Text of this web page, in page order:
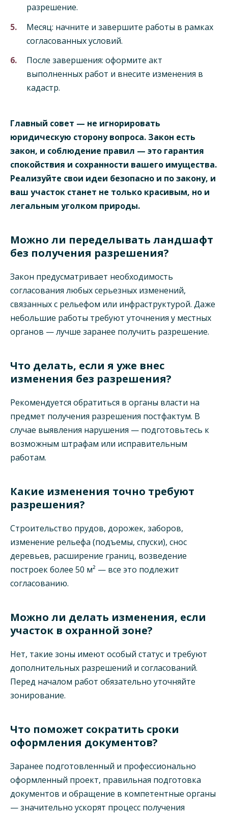
разрешение.
Месяц: начните и завершите работы в рамках
согласованных условий.
После завершения: оформите акт
выполненных работ и внесите изменения в
кадастр.
Главный совет — не игнорировать
юридическую сторону вопроса. Закон есть
закон, и соблюдение правил — это гарантия
спокойствия и сохранности вашего имущества.
Реализуйте свои идеи безопасно и по закону, и
ваш участок станет не только красивым, но и
легальным уголком природы.
Можно ли переделывать ландшафт
без получения разрешения?
Закон предусматривает необходимость
согласования любых серьезных изменений,
связанных с рельефом или инфраструктурой. Даже
небольшие работы требуют уточнения у местных
органов — лучше заранее получить разрешение.
Что делать, если я уже внес
изменения без разрешения?
Рекомендуется обратиться в органы власти на
предмет получения разрешения постфактум. В
случае выявления нарушения — подготовьтесь к
возможным штрафам или исправительным
работам.
Какие изменения точно требуют
разрешения?
Строительство прудов, дорожек, заборов,
изменение рельефа (подъемы, спуски), снос
деревьев, расширение границ, возведение
построек более 50 м² — все это подлежит
согласованию.
Можно ли делать изменения, если
участок в охранной зоне?
Нет, такие зоны имеют особый статус и требуют
дополнительных разрешений и согласований.
Перед началом работ обязательно уточняйте
зонирование.
Что поможет сократить сроки
оформления документов?
Заранее подготовленный и профессионально
оформленный проект, правильная подготовка
документов и обращение в компетентные органы
— значительно ускорят процесс получения